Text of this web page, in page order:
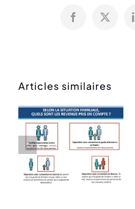
Facebook
X
Articles similaires
Rentrée
des
classes